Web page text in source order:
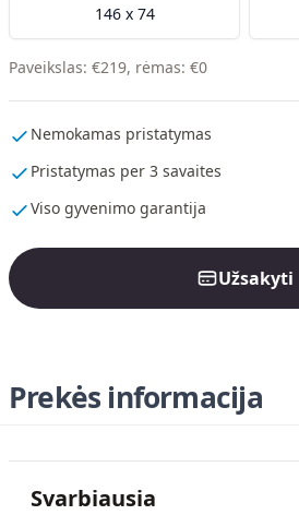
146 x 74
Paveikslas: €219, rėmas: €0
Nemokamas pristatymas
Pristatymas per 3 savaites
Viso gyvenimo garantija
Užsakyti
Prekės informacija
Svarbiausia